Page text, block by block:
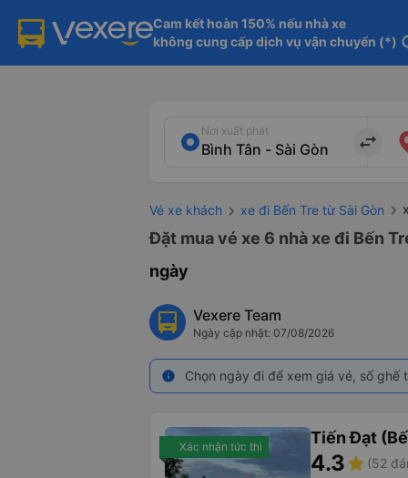
Cam kết hoàn 150% nếu nhà xe
không cung cấp dịch vụ vận chuyển (*)
Nơi xuất phát
import_export
Vé xe khách xe đi Bến Tre từ Sài Gòn
Đặt mua vé xe 6 nhà xe đi Bến
ngày
Vexere Team
Ngày cập nhật: 07/08/2026
info Chọn ngày đi để xem giá vé, số
Xác nhận tức thì Tiến Đạt
4.3star (52